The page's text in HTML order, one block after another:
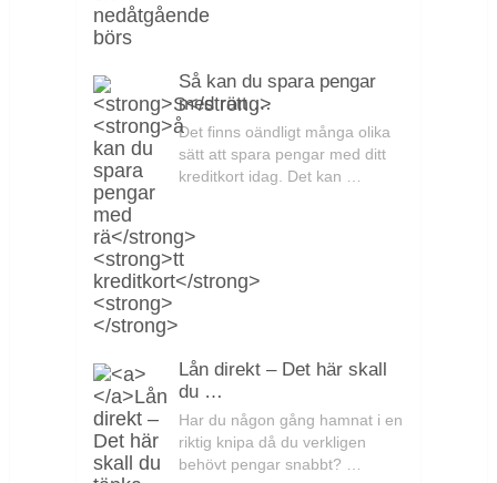
Så kan du spara pengar
med rätt …
Det finns oändligt många olika
sätt att spara pengar med ditt
kreditkort idag. Det kan …
Lån direkt – Det här skall
du …
Har du någon gång hamnat i en
riktig knipa då du verkligen
behövt pengar snabbt? …